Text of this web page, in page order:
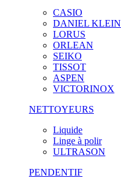
CASIO
DANIEL KLEIN
LORUS
ORLEAN
SEIKO
TISSOT
ASPEN
VICTORINOX
NETTOYEURS
Liquide
Linge à polir
ULTRASON
PENDENTIF